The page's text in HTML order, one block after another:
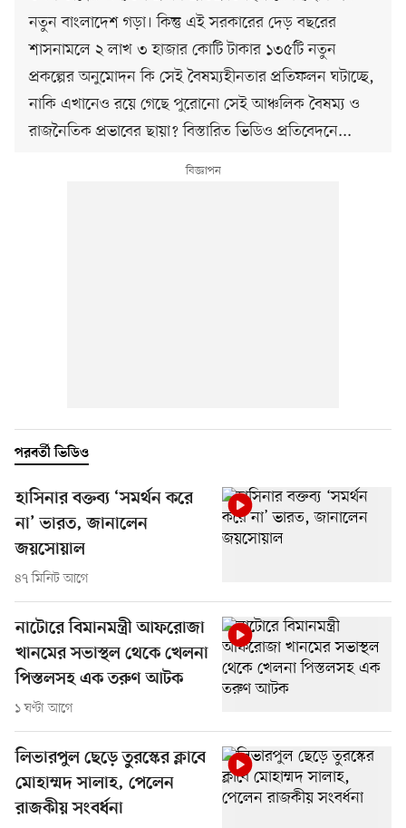
নতুন বাংলাদেশ গড়া। কিন্তু এই সরকারের দেড় বছরের
শাসনামলে ২ লাখ ৩ হাজার কোটি টাকার ১৩৫টি নতুন
প্রকল্পের অনুমোদন কি সেই বৈষম্যহীনতার প্রতিফলন ঘটাচ্ছে,
নাকি এখানেও রয়ে গেছে পুরোনো সেই আঞ্চলিক বৈষম্য ও
রাজনৈতিক প্রভাবের ছায়া? বিস্তারিত ভিডিও প্রতিবেদনে...
পরবর্তী ভিডিও
হাসিনার বক্তব্য ‘সমর্থন করে
না’ ভারত, জানালেন
জয়সোয়াল
৪৭ মিনিট আগে
নাটোরে বিমানমন্ত্রী আফরোজা
খানমের সভাস্থল থেকে খেলনা
পিস্তলসহ এক তরুণ আটক
১ ঘণ্টা আগে
লিভারপুল ছেড়ে তুরস্কের ক্লাবে
মোহাম্মদ সালাহ, পেলেন
রাজকীয় সংবর্ধনা